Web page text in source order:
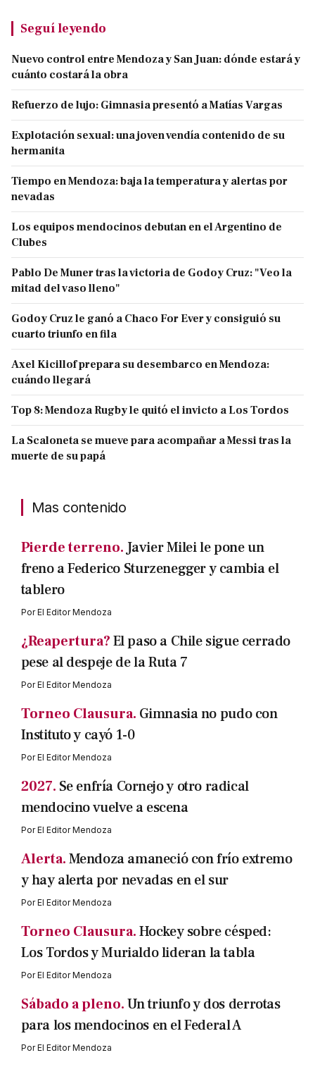
Seguí leyendo
Nuevo control entre Mendoza y San Juan: dónde estará y
cuánto costará la obra
Refuerzo de lujo: Gimnasia presentó a Matías Vargas
Explotación sexual: una joven vendía contenido de su
hermanita
Tiempo en Mendoza: baja la temperatura y alertas por
nevadas
Los equipos mendocinos debutan en el Argentino de
Clubes
Pablo De Muner tras la victoria de Godoy Cruz: "Veo la
mitad del vaso lleno"
Godoy Cruz le ganó a Chaco For Ever y consiguió su
cuarto triunfo en fila
Axel Kicillof prepara su desembarco en Mendoza:
cuándo llegará
Top 8: Mendoza Rugby le quitó el invicto a Los Tordos
La Scaloneta se mueve para acompañar a Messi tras la
muerte de su papá
Mas contenido
Pierde terreno. Javier Milei le pone un
freno a Federico Sturzenegger y cambia el
tablero
PorEl Editor Mendoza
¿Reapertura?El paso a Chile sigue cerrado
pese al despeje de la Ruta 7
PorEl Editor Mendoza
Torneo Clausura. Gimnasia no pudo con
Instituto y cayó 1-0
PorEl Editor Mendoza
2027. Se enfría Cornejo y otro radical
mendocino vuelve a escena
PorEl Editor Mendoza
Alerta.Mendoza amaneció con frío extremo
y hay alerta por nevadas en el sur
PorEl Editor Mendoza
Torneo Clausura.Hockey sobre césped:
Los Tordos y Murialdo lideran la tabla
PorEl Editor Mendoza
Sábado a pleno.Un triunfo y dos derrotas
para los mendocinos en el Federal A
PorEl Editor Mendoza